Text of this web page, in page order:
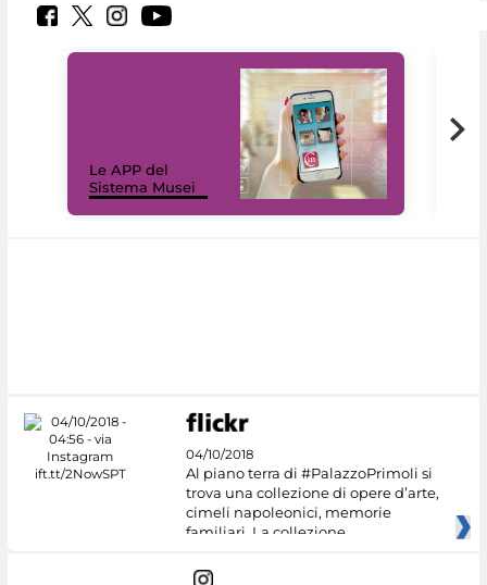
Le APP del
Sistema Musei
04/10/2018
Al piano terra di #PalazzoPrimoli si
trova una collezione di opere d’arte,
cimeli napoleonici, memorie
familiari. La collezione